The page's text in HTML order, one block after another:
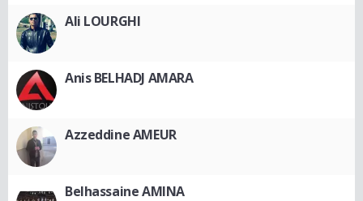
Ali LOURGHI
Anis BELHADJ AMARA
Azzeddine AMEUR
Belhassaine AMINA